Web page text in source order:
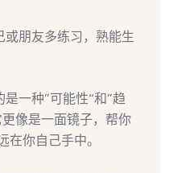
或朋友多练习，熟能生
是一种“可能性”和“趋
像是一面镜子，帮你
在你自己手中。